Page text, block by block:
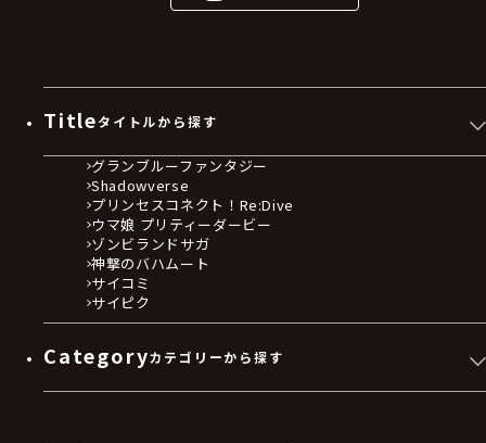
Titleタイトルから探す
グランブルーファンタジー
Shadowverse
プリンセスコネクト！Re:Dive
ウマ娘 プリティーダービー
ゾンビランドサガ
神撃のバハムート
サイコミ
サイピク
Categoryカテゴリーから探す